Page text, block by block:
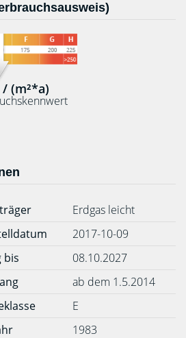
(m²*a)
Erdgas leicht
2017-10-09
bis
08.10.2027
ab dem 1.5.2014
E
1983